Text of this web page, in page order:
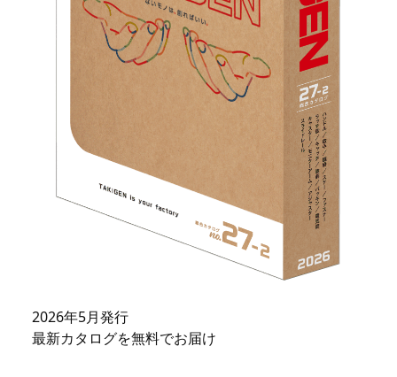
2026年5月発行
最新カタログを無料でお届け